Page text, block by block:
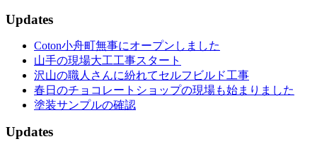
Updates
Coton小舟町無事にオープンしました
山手の現場大工工事スタート
沢山の職人さんに紛れてセルフビルド工事
春日のチョコレートショップの現場も始まりました
塗装サンプルの確認
Updates